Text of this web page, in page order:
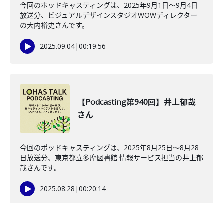
今回のポッドキャスティングは、2025年9月1日〜9月4日
放送分、ビジュアルデザインスタジオWOWディレクター
の大内裕史さんです。
2025.09.04|00:19:56
【Podcasting第940回】井上郁哉
さん
今回のポッドキャスティングは、2025年8月25日〜8月28
日放送分、東京都立多摩図書館 情報サービス担当の井上郁
哉さんです。
2025.08.28 |00:20:14